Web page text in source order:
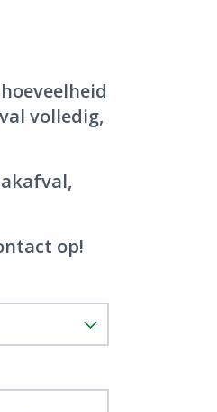
volledig,
op!